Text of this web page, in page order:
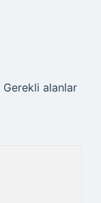
Gerekli alanlar